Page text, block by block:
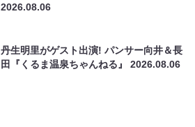
2026.08.06
丹生明里がゲスト出演! パンサー向井＆長
田『くるま温泉ちゃんねる』2026.08.06